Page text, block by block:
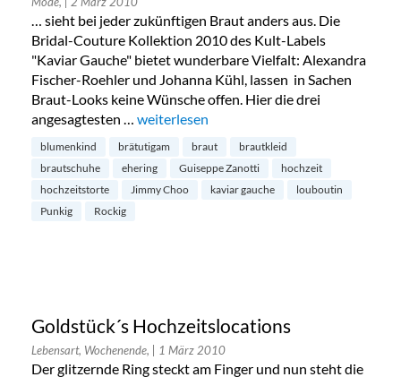
… sieht bei jeder zukünftigen Braut anders aus. Die
Bridal-Couture Kollektion 2010 des Kult-Labels
"Kaviar Gauche" bietet wunderbare Vielfalt: Alexandra
Fischer-Roehler und Johanna Kühl, lassen in Sachen
Braut-Looks keine Wünsche offen. Hier die drei
angesagtesten … „Der Traum in Weiß…“
weiterlesen
blumenkind brätutigam braut
brautkleid
brautschuhe
ehering Guiseppe Zanotti
hochzeit
hochzeitstorte
Jimmy Choo kaviar gauche
louboutin
Punkig
Rockig
Goldstück´s Hochzeitslocations
Lebensart, Wochenende, | 1 März 2010
Der glitzernde Ring steckt am Finger und nun steht die